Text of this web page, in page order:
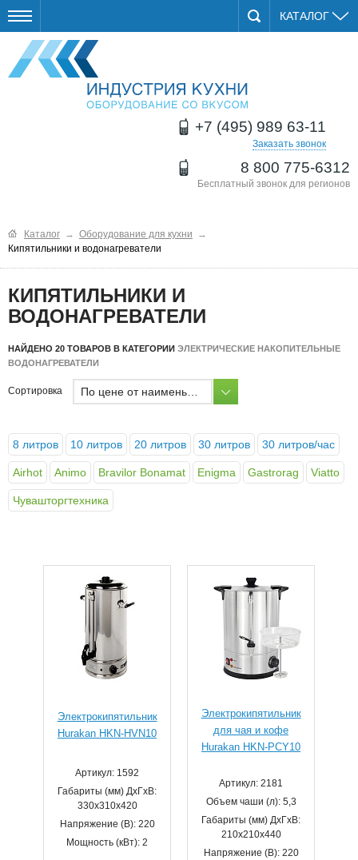
КАТАЛОГ
+7 (495) 989 63-11
Заказать звонок
8 800 775-6312
Бесплатный звонок для регионов
Каталог → Оборудование для кухни
→
Кипятильники и водонагреватели
КИПЯТИЛЬНИКИ И
ВОДОНАГРЕВАТЕЛИ
НАЙДЕНО 20 ТОВАРОВ В КАТЕГОРИИ ЭЛЕКТРИЧЕСКИЕ НАКОПИТЕЛЬНЫЕ
ВОДОНАГРЕВАТЕЛИ
Сортировка
8 литров 10 литров 20 литров 30 литров 30 литров/час
Airhot Animo Bravilor Bonamat Enigma Gastrorag Viatto
Чувашторгтехника
Электрокипятильник
Hurakan HKN-HVN10
Артикул: 1592
Габариты (мм) ДхГхВ:
330х310х420
Напряжение (В): 220
Мощность (кВт): 2
Электрокипятильник
для чая и кофе
Hurakan HKN-PCY10
Артикул: 2181
Объем чаши (л): 5,3
Габариты (мм) ДхГхВ:
210х210х440
Напряжение (В): 220